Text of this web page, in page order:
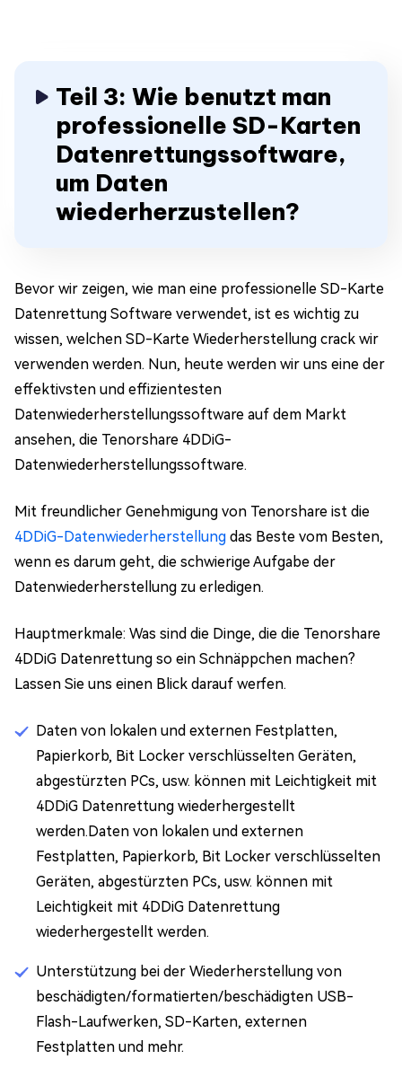
Teil 3: Wie benutzt man
professionelle SD-Karten
Datenrettungssoftware,
um Daten
wiederherzustellen?
Bevor wir zeigen, wie man eine professionelle SD-Karte
Datenrettung Software verwendet, ist es wichtig zu
wissen, welchen SD-Karte Wiederherstellung crack wir
verwenden werden. Nun, heute werden wir uns eine der
effektivsten und effizientesten
Datenwiederherstellungssoftware auf dem Markt
ansehen, die Tenorshare 4DDiG-
Datenwiederherstellungssoftware.
Mit freundlicher Genehmigung von Tenorshare ist die
4DDiG-Datenwiederherstellung das Beste vom Besten,
wenn es darum geht, die schwierige Aufgabe der
Datenwiederherstellung zu erledigen.
Hauptmerkmale: Was sind die Dinge, die die Tenorshare
4DDiG Datenrettung so ein Schnäppchen machen?
Lassen Sie uns einen Blick darauf werfen.
Daten von lokalen und externen Festplatten,
Papierkorb, Bit Locker verschlüsselten Geräten,
abgestürzten PCs, usw. können mit Leichtigkeit mit
4DDiG Datenrettung wiederhergestellt
werden.Daten von lokalen und externen
Festplatten, Papierkorb, Bit Locker verschlüsselten
Geräten, abgestürzten PCs, usw. können mit
Leichtigkeit mit 4DDiG Datenrettung
wiederhergestellt werden.
Unterstützung bei der Wiederherstellung von
beschädigten/formatierten/beschädigten USB-
Flash-Laufwerken, SD-Karten, externen
Festplatten und mehr.